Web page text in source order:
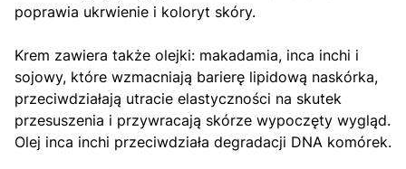
poprawia ukrwienie i koloryt skóry.
Krem zawiera także olejki: makadamia, inca inchi i
sojowy, które wzmacniają barierę lipidową naskórka,
przeciwdziałają utracie elastyczności na skutek
przesuszenia i przywracają skórze wypoczęty wygląd.
Olej inca inchi przeciwdziała degradacji DNA komórek.